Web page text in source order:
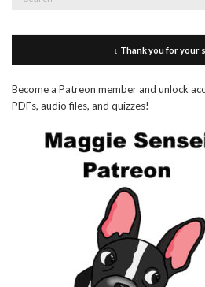
↓ Thank you for your
Become a Patreon member and unlock
PDFs, audio files, and quizzes!